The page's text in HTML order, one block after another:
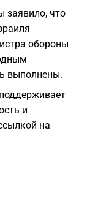
заявило, что
обороны
выполнены.
и
на